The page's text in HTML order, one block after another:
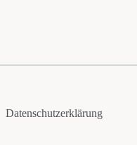
Datenschutzerklärung